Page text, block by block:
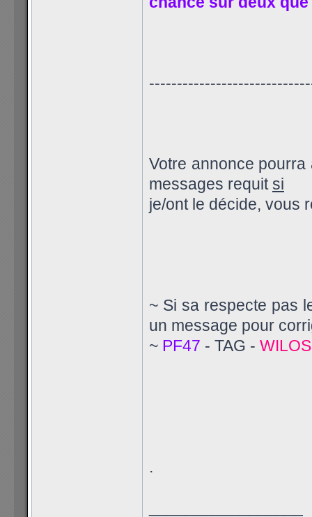
Votre annonce
messages requitsi
je/ont le décide, vous
~ Si sa respecte pas
un message pour
~ PF47 - TAG -
.